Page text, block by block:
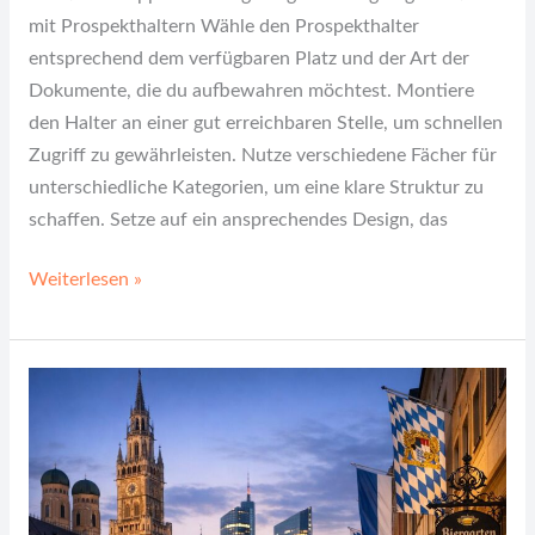
mit Prospekthaltern Wähle den Prospekthalter
entsprechend dem verfügbaren Platz und der Art der
Dokumente, die du aufbewahren möchtest. Montiere
den Halter an einer gut erreichbaren Stelle, um schnellen
Zugriff zu gewährleisten. Nutze verschiedene Fächer für
unterschiedliche Kategorien, um eine klare Struktur zu
schaffen. Setze auf ein ansprechendes Design, das
Weiterlesen »
Geschäftsterminen
Münchens
Charme: